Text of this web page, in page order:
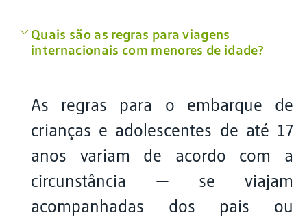
Quais são as regras para viagens
internacionais com menores de idade?
As regras para o embarque de
crianças e adolescentes de até 17
anos variam de acordo com a
circunstância — se viajam
acompanhadas dos pais ou